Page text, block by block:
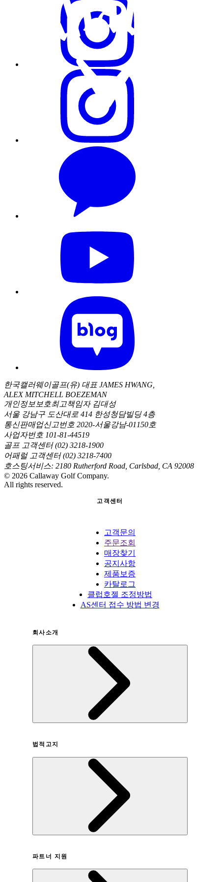
한국캘러웨이골프(유) 대표 JAMES HWANG,
ALEX MITCHELL BOEZEMAN
개인정보보호최고책임자 김대성
서울 강남구 도산대로 414 한성청담빌딩 4층
통신판매업신고번호 2020-서울강남-01150호
사업자번호 101-81-44519
골프 고객센터 (02) 3218-1900
어패럴 고객센터 (02) 3218-7400
호스팅서비스: 2180 Rutherford Road, Carlsbad, CA 92008
© 2026 Callaway Golf Company.
All rights reserved.
고객센터
고객문의
주문조회
매장찾기
공지사항
제품보증
카탈로그
클럽호젤 조정방법
AS센터 접수 방법 변경
회사소개
법적고지
개인정보취급방침
파트너 지원